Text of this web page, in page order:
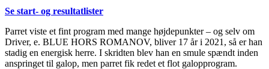
Se start- og resultatlister
Parret viste et fint program med mange højdepunkter – og selv om
Driver, e. BLUE HORS ROMANOV, bliver 17 år i 2021, så er han
stadig en energisk herre. I skridten blev han en smule spændt inden
anspringet til galop, men parret fik redet et flot galopprogram.